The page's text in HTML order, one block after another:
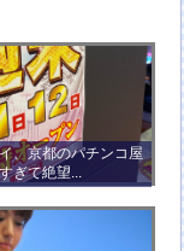
イ、京都のパチンコ屋
ぎて絶望...